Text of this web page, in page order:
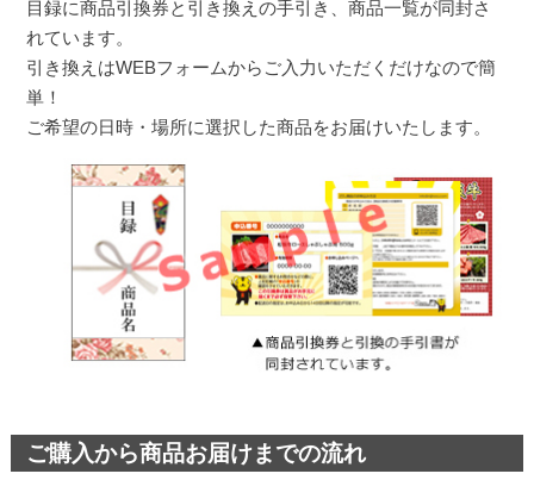
目録に商品引換券と引き換えの手引き、商品一覧が同封さ
れています。
引き換えはWEBフォームからご入力いただくだけなので簡
単！
ご希望の日時・場所に選択した商品をお届けいたします。
ご購入から商品お届けまでの流れ